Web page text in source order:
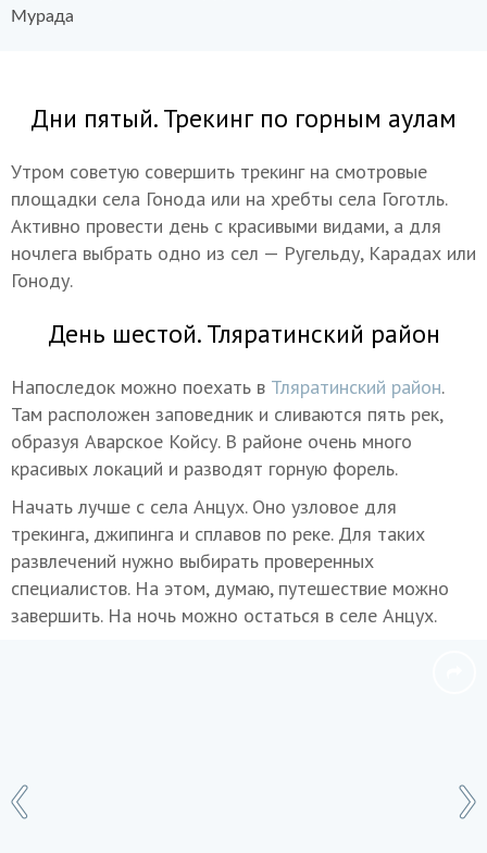
Мурада
Дни пятый. Трекинг по горным аулам
Утром советую совершить трекинг на смотровые
площадки села Гонода или на хребты села Гоготль.
Активно провести день с красивыми видами, а для
ночлега выбрать одно из сел — Ругельду, Карадах или
Гоноду.
День шестой. Тляратинский район
Напоследок можно поехать в Тляратинский район.
Там расположен заповедник и сливаются пять рек,
образуя Аварское Койсу. В районе очень много
красивых локаций и разводят горную форель.
Начать лучше с села Анцух. Оно узловое для
трекинга, джипинга и сплавов по реке. Для таких
развлечений нужно выбирать проверенных
специалистов. На этом, думаю, путешествие можно
завершить. На ночь можно остаться в селе Анцух.